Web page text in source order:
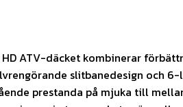
ATV-däcket kombinerar
slitbanedesign och
prestanda på mjuka till